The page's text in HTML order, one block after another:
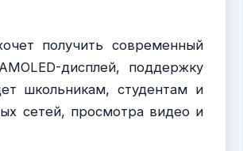
получить современный
дисплей, поддержку
школьникам, студентам и
сетей, просмотра видео и